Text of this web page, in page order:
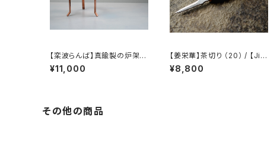
【栾波らんば】真鍮製の炉架 /
【Bo Luan】Brass Trivet
¥11,000
【姜栄華】茶切り （20） / 【Jia
ng Ronghua】Tea knife（2
0）
¥8,800
その他の商品